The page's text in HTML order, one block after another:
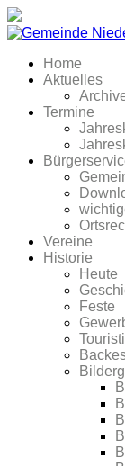
Home
Aktuelles
Termine
Vereine
Historie
Heute
Feste